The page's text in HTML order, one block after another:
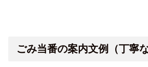
ごみ当番の案内文例（丁寧